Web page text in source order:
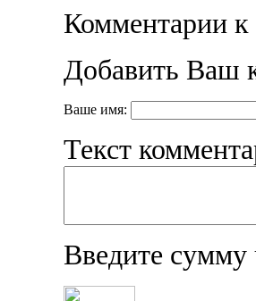
Комментарии к
Добавить Ваш
Ваше имя:
Текст
Введите сумму